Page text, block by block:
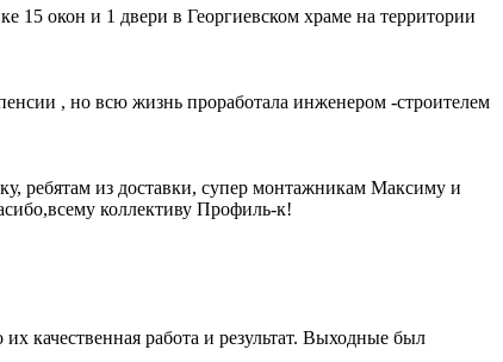
15 окон и 1 двери в Георгиевском храме на территории
, но всю жизнь проработала инженером -строителем
ребятам из доставки, супер монтажникам Максиму и
коллективу Профиль-к!
качественная работа и результат. Выходные был